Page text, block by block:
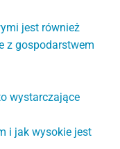
jest również
z gospodarstwem
wystarczające
i jak wysokie jest